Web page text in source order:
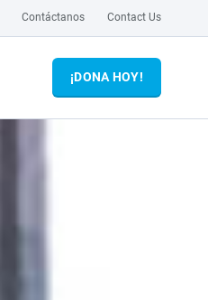
Contáctanos Contact Us
¡DONA HOY!